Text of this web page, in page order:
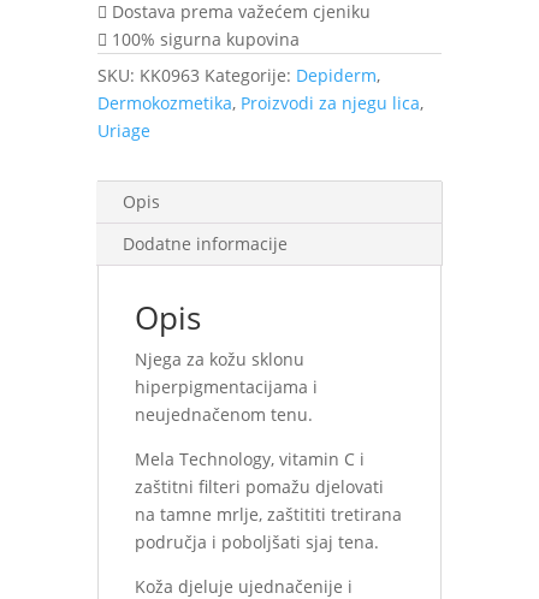
količina
Dostava prema važećem cjeniku
100% sigurna kupovina
SKU: KK0963 Kategorije: Depiderm,
Dermokozmetika, Proizvodi za njegu lica,
Uriage
Opis
Dodatne informacije
Opis
Njega za kožu sklonu
hiperpigmentacijama i
neujednačenom tenu.
Mela Technology, vitamin C i
zaštitni filteri pomažu djelovati
na tamne mrlje, zaštititi tretirana
područja i poboljšati sjaj tena.
Koža djeluje ujednačenije i